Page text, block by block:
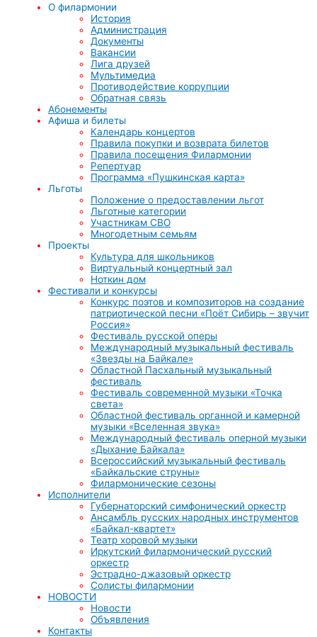
О филармонии
История
Администрация
Документы
Вакансии
Лига друзей
Мультимедиа
Противодействие коррупции
Обратная связь
Абонементы
Афиша и билеты
Календарь концертов
Правила покупки и возврата билетов
Правила посещения Филармонии
Репертуар
Программа «Пушкинская карта»
Льготы
Положение о предоставлении льгот
Льготные категории
Участникам СВО
Многодетным семьям
Проекты
Культура для школьников
Виртуальный концертный зал
Ноткин дом
Фестивали и конкурсы
Конкурс поэтов и композиторов на создание
патриотической песни «Поёт Сибирь – звучит
Россия»
Фестиваль русской оперы
Международный музыкальный фестиваль
«Звезды на Байкале»
Областной Пасхальный музыкальный
фестиваль
Фестиваль современной музыки «Точка
света»
Областной фестиваль органной и камерной
музыки «Вселенная звука»
Международный фестиваль оперной музыки
«Дыхание Байкала»
Всероссийский музыкальный фестиваль
«Байкальские струны»
Филармонические сезоны
Исполнители
Губернаторский симфонический оркестр
Ансамбль русских народных инструментов
«Байкал-квартет»
Театр хоровой музыки
Иркутский филармонический русский
оркестр
Эстрадно-джазовый оркестр
Солисты филармонии
НОВОСТИ
Новости
Объявления
Контакты